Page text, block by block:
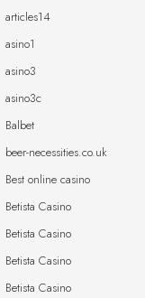
articles14
asino1
asino3
asino3c
Balbet
beer-necessities.co.uk
Best online casino
Betista Casino
Betista Casino
Betista Casino
Betista Casino